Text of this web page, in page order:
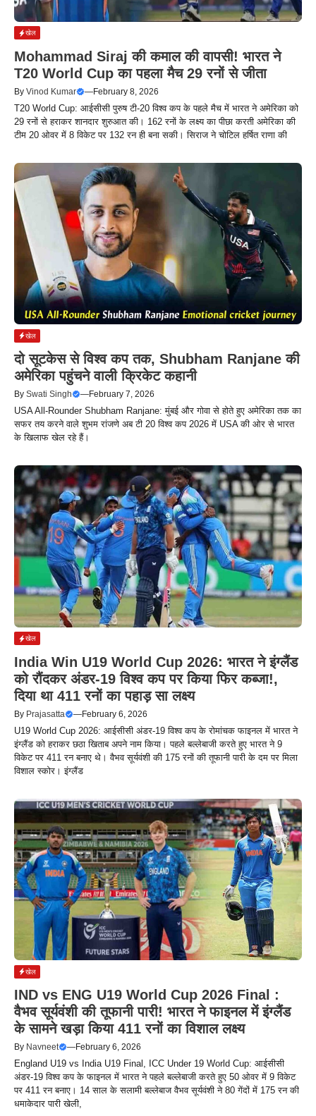
खेल
Mohammad Siraj की कमाल की वापसी! भारत ने
T20 World Cup का पहला मैच 29 रनों से जीता
By Vinod Kumar —February 8, 2026
T20 World Cup: आईसीसी पुरुष टी-20 विश्व कप के पहले मैच में भारत ने अमेरिका को
29 रनों से हराकर शानदार शुरुआत की। 162 रनों के लक्ष्य का पीछा करती अमेरिका की
टीम 20 ओवर में 8 विकेट पर 132 रन ही बना सकी। सिराज ने चोटिल हर्षित राणा की
खेल
दो सूटकेस से विश्व कप तक, Shubham Ranjane की
अमेरिका पहुंचने वाली क्रिकेट कहानी
By Swati Singh —February 7, 2026
USA All-Rounder Shubham Ranjane: मुंबई और गोवा से होते हुए अमेरिका तक का
सफर तय करने वाले शुभम रांजणे अब टी 20 विश्व कप 2026 में USA की ओर से भारत
के खिलाफ खेल रहे हैं।
खेल
India Win U19 World Cup 2026: भारत ने इंग्लैंड
को रौंदकर अंडर-19 विश्व कप पर किया फिर कब्जा!,
दिया था 411 रनों का पहाड़ सा लक्ष्य
By Prajasatta —February 6, 2026
U19 World Cup 2026: आईसीसी अंडर-19 विश्व कप के रोमांचक फाइनल में भारत ने
इंग्लैंड को हराकर छठा खिताब अपने नाम किया। पहले बल्लेबाजी करते हुए भारत ने 9
विकेट पर 411 रन बनाए थे। वैभव सूर्यवंशी की 175 रनों की तूफानी पारी के दम पर मिला
विशाल स्कोर। इंग्लैंड
खेल
IND vs ENG U19 World Cup 2026 Final :
वैभव सूर्यवंशी की तूफानी पारी! भारत ने फाइनल में इंग्लैंड
के सामने खड़ा किया 411 रनों का विशाल लक्ष्य
By Navneet —February 6, 2026
England U19 vs India U19 Final, ICC Under 19 World Cup: आईसीसी
अंडर-19 विश्व कप के फाइनल में भारत ने पहले बल्लेबाजी करते हुए 50 ओवर में 9 विकेट
पर 411 रन बनाए। 14 साल के सलामी बल्लेबाज वैभव सूर्यवंशी ने 80 गेंदों में 175 रन की
धमाकेदार पारी खेली,